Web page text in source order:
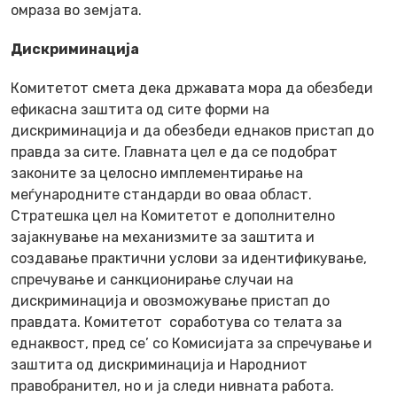
омраза во земјата.
Дискриминација
Комитетот смета дека државата мора да обезбеди
ефикасна заштита од сите форми на
дискриминација и да обезбеди еднаков пристап до
правда за сите. Главната цел е да се подобрат
законите за целосно имплементирање на
меѓународните стандарди во оваа област.
Стратешка цел на Комитетот е дополнително
зајакнување на механизмите за заштита и
создавање практични услови за идентификување,
спречување и санкционирање случаи на
дискриминација и овозможување пристап до
правдата. Комитетот соработува со телата за
еднаквост, пред се’ со Комисијата за спречување и
заштита од дискриминација и Народниот
правобранител, но и ја следи нивната работа.